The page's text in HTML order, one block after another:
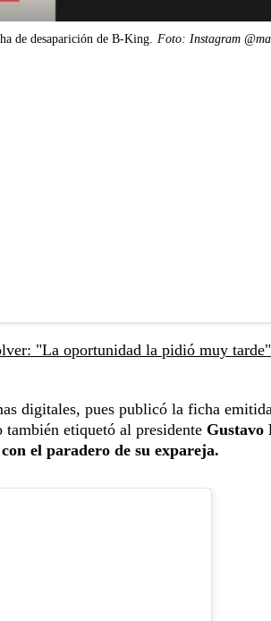
de desaparición de B-King. Foto: Instagram
"La oportunidad la pidió muy tarde"
digitales, pues publicó la ficha
etiquetó al presidente Gustavo
el paradero de su expareja.